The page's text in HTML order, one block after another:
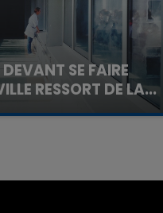
SE FAIRE
RESSORT DE LA...
contre la clinique qui a